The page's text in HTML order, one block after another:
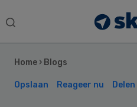
Search
Home › Blogs
Opslaan Reageer nu Delen
Sidebar